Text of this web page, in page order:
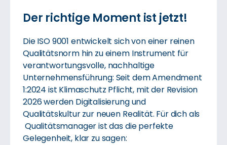
Der richtige Moment ist jetzt!
Die ISO 9001 entwickelt sich von einer reinen
Qualitätsnorm hin zu einem Instrument für
verantwortungsvolle, nachhaltige
Unternehmensführung: Seit dem Amendment
1:2024 ist Klimaschutz Pflicht, mit der Revision
2026 werden Digitalisierung und
Qualitätskultur zur neuen Realität. Für dich als
Qualitätsmanager ist das die perfekte
Gelegenheit, klar zu sagen: